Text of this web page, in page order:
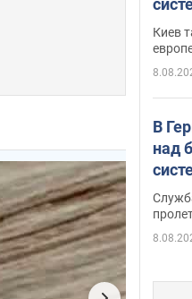
Киев
В
над